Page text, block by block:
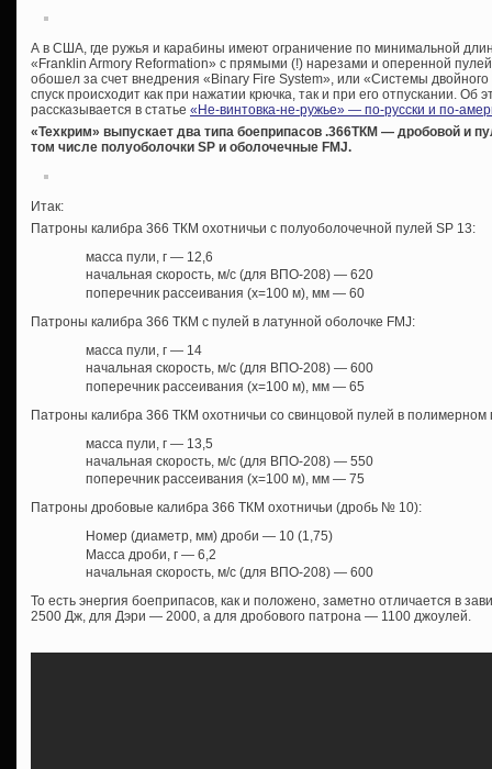
А в США, где ружья и карабины имеют ограничение по минимальной
«Franklin Armory Reformation» с прямыми (!) нарезами и оперенной
обошел за счет внедрения «Binary Fire System», или «Системы
спуск происходит как при нажатии крючка, так и при его отпускании. Об
рассказывается в статье «Не-винтовка-не-ружье» — по-русски и по-
«Техкрим» выпускает два типа боеприпасов .366ТКМ — дробовой и
том числе полуоболочки SP и оболочечные FMJ.
Итак:
Патроны калибра 366 ТКМ охотничьи с полуоболочечной пулей SP 13:
масса пули, г — 12,6
начальная скорость, м/с (для ВПО-208) — 620
поперечник рассеивания (х=100 м), мм — 60
Патроны калибра 366 ТКМ с пулей в латунной оболочке FMJ:
масса пули, г — 14
начальная скорость, м/с (для ВПО-208) — 600
поперечник рассеивания (х=100 м), мм — 65
Патроны калибра 366 ТКМ охотничьи со свинцовой пулей в полимерном
масса пули, г — 13,5
начальная скорость, м/с (для ВПО-208) — 550
поперечник рассеивания (х=100 м), мм — 75
Патроны дробовые калибра 366 ТКМ охотничьи (дробь № 10):
Номер (диаметр, мм) дроби — 10 (1,75)
Масса дроби, г — 6,2
начальная скорость, м/с (для ВПО-208) — 600
То есть энергия боеприпасов, как и положено, заметно отличается в
2500 Дж, для Дэри — 2000, а для дробового патрона — 1100 джоулей.